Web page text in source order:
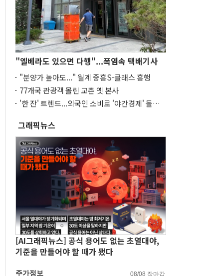
팟Live] 한자리에 모인 장군들...李대통령,
렬 대장 등 진급 장성 4명에 삼정검 수치 직
수여｜26.08.07 장성 진급·삼정검 수치 수
"엘베라도 있으면 다행"...폭염속 택배기사
"분양가 높아도..." 월계 중흥S-클래스 흥행
77개국 관광객 몰린 교촌 옛 본사
'한 잔' 트렌드...외국인 소비로 '야간경제' 돌파
그래픽뉴스
[AI그래픽뉴스] 공식 용어도 없는 초열대야,
기준을 만들어야 할 때가 됐다